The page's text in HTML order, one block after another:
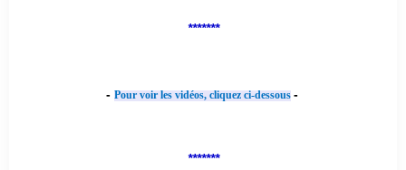
*******
- Pour voir les vidéos, cliquez ci-dessous -
*******